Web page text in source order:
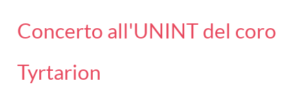
Concerto all'UNINT del coro
Tyrtarion